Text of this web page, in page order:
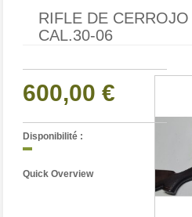
RIFLE DE
CAL.30-06
600,00 €
Disponibilité :
Quick Overview